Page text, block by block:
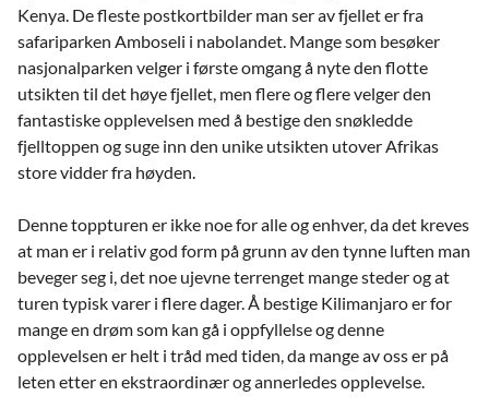
Kenya. De fleste postkortbilder man ser av fjellet er fra
safariparken Amboseli i nabolandet. Mange som besøker
nasjonalparken velger i første omgang å nyte den flotte
utsikten til det høye fjellet, men flere og flere velger den
fantastiske opplevelsen med å bestige den snøkledde
fjelltoppen og suge inn den unike utsikten utover Afrikas
store vidder fra høyden.
Denne toppturen er ikke noe for alle og enhver, da det kreves
at man er i relativ god form på grunn av den tynne luften man
beveger seg i, det noe ujevne terrenget mange steder og at
turen typisk varer i flere dager. Å bestige Kilimanjaro er for
mange en drøm som kan gå i oppfyllelse og denne
opplevelsen er helt i tråd med tiden, da mange av oss er på
leten etter en ekstraordinær og annerledes opplevelse.